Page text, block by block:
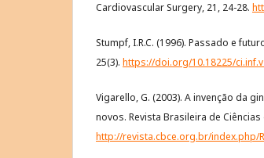
Cardiovascular Surgery, 21, 24-28.
Stumpf, I.R.C. (1996). Passado e
25(3). https://doi.org/10.18225/
Vigarello, G. (2003). A invenção da
novos. Revista Brasileira de Ciências
http://revista.cbce.org.br/index.php/